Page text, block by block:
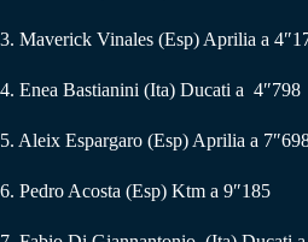
3. Maverick Vinales (Esp) Aprilia a
4. Enea Bastianini (Ita) Ducati a 4″798
5. Aleix Espargaro (Esp) Aprilia a
6. Pedro Acosta (Esp) Ktm a 9″185